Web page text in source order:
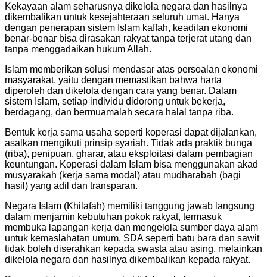
Kekayaan alam seharusnya dikelola negara dan hasilnya
dikembalikan untuk kesejahteraan seluruh umat. Hanya
dengan penerapan sistem Islam kaffah, keadilan ekonomi
benar-benar bisa dirasakan rakyat tanpa terjerat utang dan
tanpa menggadaikan hukum Allah.
Islam memberikan solusi mendasar atas persoalan ekonomi
masyarakat, yaitu dengan memastikan bahwa harta
diperoleh dan dikelola dengan cara yang benar. Dalam
sistem Islam, setiap individu didorong untuk bekerja,
berdagang, dan bermuamalah secara halal tanpa riba.
Bentuk kerja sama usaha seperti koperasi dapat dijalankan,
asalkan mengikuti prinsip syariah. Tidak ada praktik bunga
(riba), penipuan, gharar, atau eksploitasi dalam pembagian
keuntungan. Koperasi dalam Islam bisa menggunakan akad
musyarakah (kerja sama modal) atau mudharabah (bagi
hasil) yang adil dan transparan.
Negara Islam (Khilafah) memiliki tanggung jawab langsung
dalam menjamin kebutuhan pokok rakyat, termasuk
membuka lapangan kerja dan mengelola sumber daya alam
untuk kemaslahatan umum. SDA seperti batu bara dan sawit
tidak boleh diserahkan kepada swasta atau asing, melainkan
dikelola negara dan hasilnya dikembalikan kepada rakyat.